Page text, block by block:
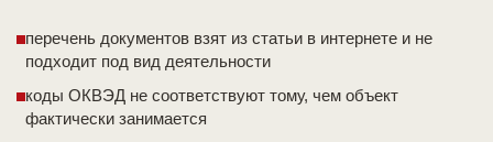
перечень документов взят из статьи в интернете и не
подходит под вид деятельности
коды ОКВЭД не соответствуют тому, чем объект
фактически занимается